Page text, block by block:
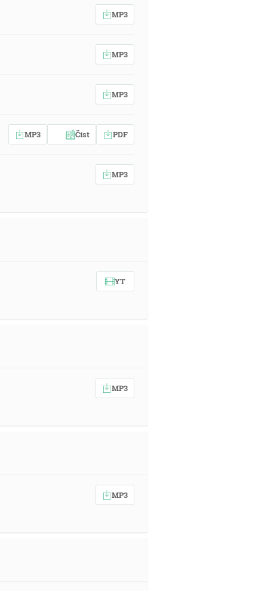
MP3
MP3
MP3
MP3 Číst PDF
MP3
YT
MP3
MP3